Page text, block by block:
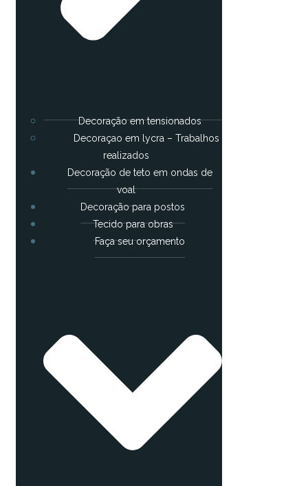
Decoração em tensionados
Decoraçao em lycra – Trabalhos
realizados
Decoração de teto em ondas de
voal
Decoração para postos
Tecido para obras
Faça seu orçamento